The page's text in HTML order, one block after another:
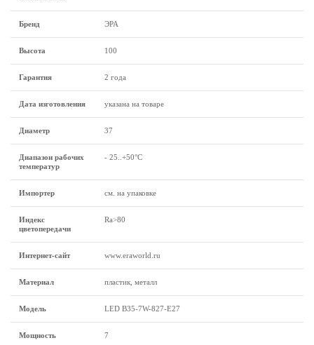
Бренд ЭРА
Высота 100
Гарантия 2 года
Дата изготовления указана на товаре
Диаметр 37
Диапазон рабочих
температур
- 25..+50°C
Импортер см. на упаковке
Индекс
цветопередачи
Ra>80
Интернет-сайт www.eraworld.ru
Материал пластик, металл
Модель LED B35-7W-827-E27
Мощность 7